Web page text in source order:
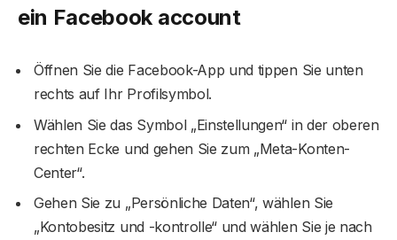
ein Facebook account
Öffnen Sie die Facebook-App und tippen Sie unten
rechts auf Ihr Profilsymbol.
Wählen Sie das Symbol „Einstellungen“ in der oberen
rechten Ecke und gehen Sie zum „Meta-Konten-
Center“.
Gehen Sie zu „Persönliche Daten“, wählen Sie
„Kontobesitz und -kontrolle“ und wählen Sie je nach